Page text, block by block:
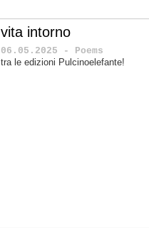
vita intorno
06.05.2025 - Poems
tra le edizioni Pulcinoelefante!